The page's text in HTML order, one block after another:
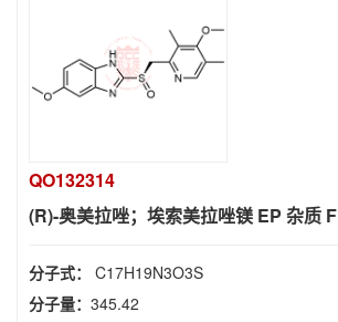
QO132314
(R)-奥美拉唑；埃索美拉唑镁 EP 杂质 F
分子式： C17H19N3O3S
分子量： 345.42